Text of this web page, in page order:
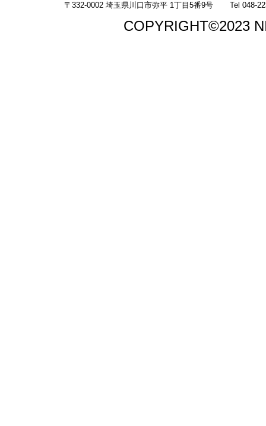
〒332-0002 埼玉県川口市弥平 1丁目5番9号 Tel 048-
COPYRIGHT©2023